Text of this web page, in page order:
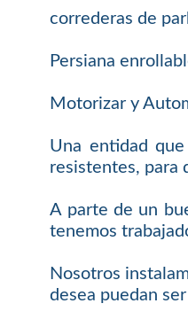
correderas de
Persiana
Motorizar y
Una entidad
resistentes, para
A parte de un
tenemos
Nosotros
desea puedan